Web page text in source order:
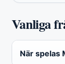
Vanliga
När spelas